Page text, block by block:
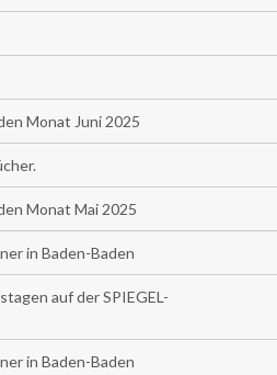
Monat Juni 2025
Monat Mai 2025
in Baden-Baden
auf der SPIEGEL-
in Baden-Baden